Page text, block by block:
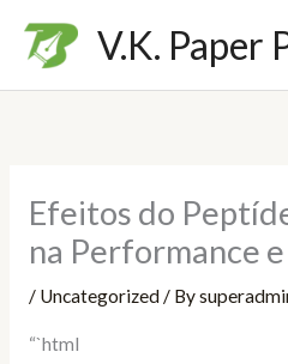
V.K. Paper
Efeitos do
na Performance
/ Uncategorized/ By
“`html